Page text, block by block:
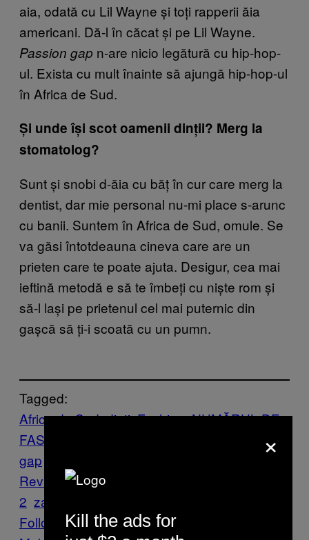
aia, odată cu Lil Wayne și toți rapperii ăia
americani. Dă-l în căcat și pe Lil Wayne.
Passion gap n-are nicio legătură cu hip-hop-
ul. Exista cu mult înainte să ajungă hip-hop-ul
în Africa de Sud.
Și unde își scot oamenii dinții? Merg la
stomatolog?
Sunt și snobi d-ăia cu băț în cur care merg la
dentist, dar mie personal nu-mi place s-arunc
cu banii. Suntem în Africa de Sud, omule. Se
va găsi întotdeauna cineva care are un
prieten care te poate ajuta. Desigur, cea mai
ieftină metodă e să te îmbeți cu niște rom și
să-l lași pe prietenul cel mai puternic din
gașcă să ți-i scoată cu un pumn.
Tagged:
Africa de Sud dinti Fashion NUMĂRUL DE
FASHION
gap
Revista
Volumul 2 Numărul
2 zambet
Follow Us On Discover
×
Kill the ads for